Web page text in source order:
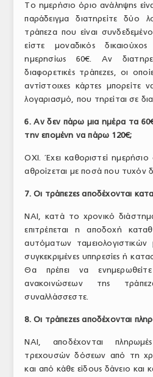
Το ημερήσιο όριο ανάληψης
παράδειγμα διατηρείτε δύο
τράπεζα που είναι
είστε μοναδικός
ημερησίως 60€. Αν
διαφορετικές τράπεζες, οι
αντίστοιχες κάρτες
λογαριασμό, που τηρείται σε
6. Αν δεν πάρω μια ημέρα τα
την επομένη να πάρω 120€;
ΟΧΙ. Έχει καθοριστεί
αθροίζεται με ποσά που τυχόν
7. Οι τράπεζες αποδέχονται
ΝΑΙ, κατά το χρονικό
επιτρέπεται η αποδοχή
αυτόματων
συγκεκριμένες υπηρεσίες ή
Θα πρέπει να
ανακοινώσεων της
συναλλάσσεστε.
8. Οι τράπεζες αποδέχονται
ΝΑΙ, αποδέχονται
τρεχουσών δόσεων από τη
και από κάθε είδους δάνειο και